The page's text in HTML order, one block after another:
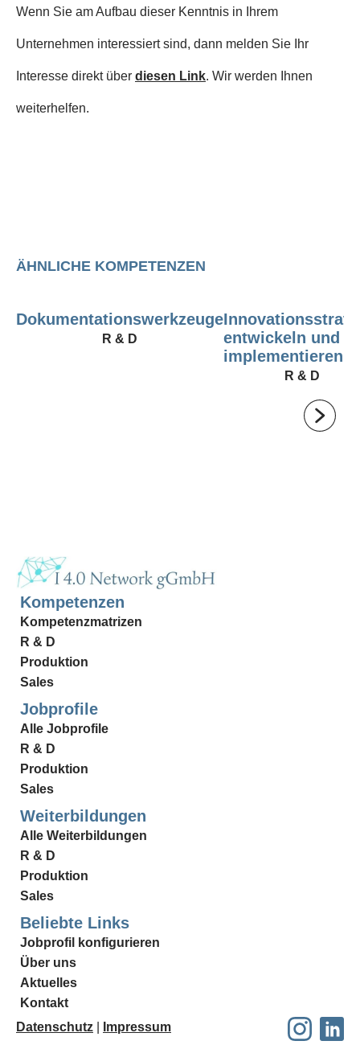
Wenn Sie am Aufbau dieser Kenntnis in Ihrem
Unternehmen interessiert sind, dann melden Sie Ihr
Interesse direkt über diesen Link. Wir werden Ihnen
weiterhelfen.
ÄHNLICHE KOMPETENZEN
Dokumentationswerkzeuge
R & D
entwickeln und
implementieren
R & D
Kompetenzen
Kompetenzmatrizen
R & D
Produktion
Sales
Jobprofile
Alle Jobprofile
R & D
Produktion
Sales
Weiterbildungen
Alle Weiterbildungen
R & D
Produktion
Sales
Beliebte Links
Jobprofil konfigurieren
Über uns
Aktuelles
Kontakt
Datenschutz
Impressum